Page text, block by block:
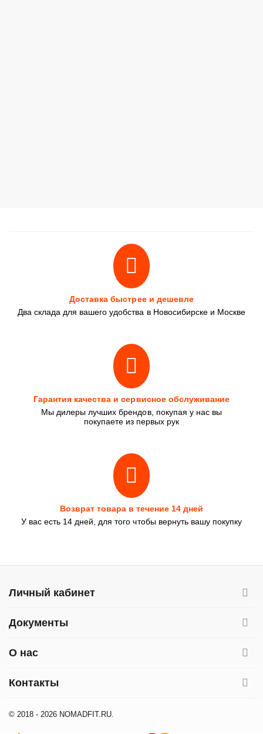
Доставка быстрее и дешевле
Два склада для вашего удобства в Новосибирске и Москве
Гарантия качества и сервисное обслуживание
Мы дилеры лучших брендов, покупая у нас вы
покупаете из первых рук
Возврат товара в течение 14 дней
У вас есть 14 дней, для того чтобы вернуть вашу покупку
Личный кабинет
Документы
О нас
Контакты
© 2018 - 2026 NOMADFIT.RU.